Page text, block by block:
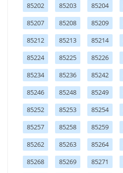
85202
85203 85204
85207
85208 85209
85212
85213 85214
85224
85225 85226
85234
85236 85242
85246
85248 85249
85252
85253 85254
85257
85258 85259
85262
85263 85264
85268
85269 85271